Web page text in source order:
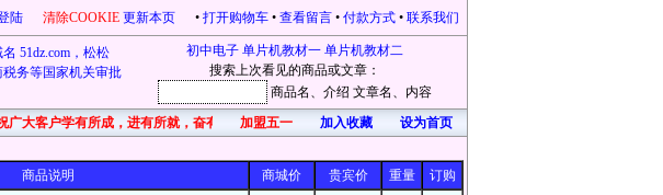
陆 清除COOKIE 更新本页 • 打开购物车 • 查看留言 • 付款方式 • 联系我们
51dz.com，松松
务等国家机关审批
初中电子 单片机教材一 单片机教材二
搜索上次看见的商品或文章：
商品名 、介绍 文章名 、内容
广大客户学有所成，进有所就，奋有所获，开心每一天！凡在本站购物的，均有礼品赠送。本站为感恩新老客
加盟五一 加入收藏 设为首页
商品说明 商城价 贵宾价 重量
订购